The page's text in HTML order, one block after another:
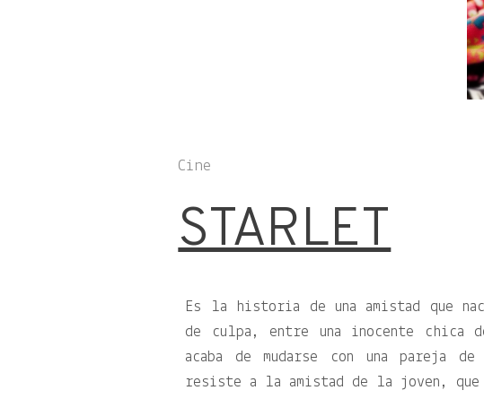
Cine
STARLET
Es la historia de una amistad que
de culpa, entre una inocente chica
acaba de mudarse con una pareja
resiste a la amistad de la joven,